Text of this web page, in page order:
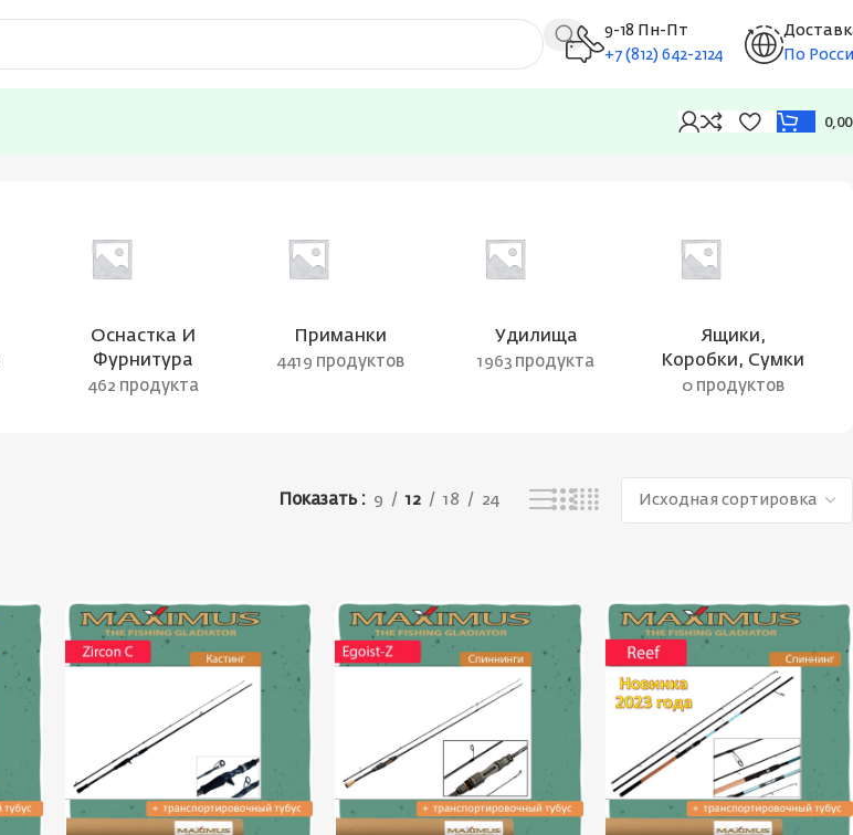
9-18 Пн-Пт
+7 (812) 642-2124
По
Оснастка И
Фурнитура
462 продукта
Приманки
4419 продуктов
Удилища
1963 продукта
Ящики,
Коробки, Сумки
0 продуктов
Показать 9 12 18 24